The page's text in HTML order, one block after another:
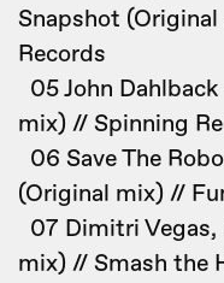
Snapshot
Records
05 John
mix) // Spinning
06 Save The
(Original mix) //
07 Dimitri Vegas,
mix) // Smash the